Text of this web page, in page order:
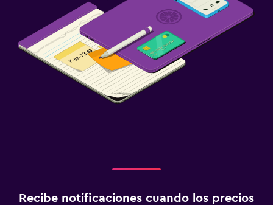
Botiquín de primeros auxilios
Caja fuerte
Lavandería
Servicio de planchado
Enchufe cerca de la cama
Recibe notificaciones cuando los precios